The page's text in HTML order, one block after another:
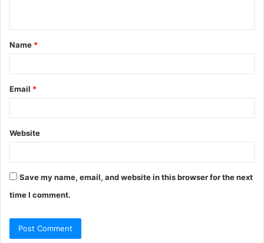
Name *
Email *
Website
Save my name, email, and website in this browser for the next
time I comment.